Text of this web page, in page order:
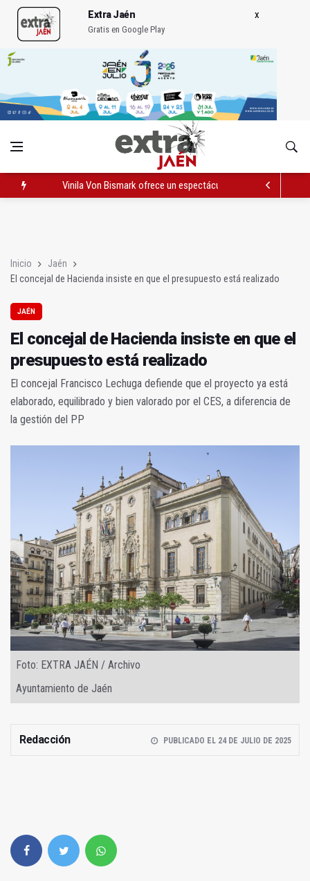
Extra Jaén
Gratis en Google Play
Vinila Von Bismark ofrece un espectáculo "rompedor" en el
Inicio
Jaén
El concejal de Hacienda insiste en que el presupuesto está realizado
JAÉN
El concejal de Hacienda insiste en que el
presupuesto está realizado
El concejal Francisco Lechuga defiende que el proyecto ya está
elaborado, equilibrado y bien valorado por el CES, a diferencia de
la gestión del PP
Foto: EXTRA JAÉN / Archivo
Ayuntamiento de Jaén
Redacción PUBLICADO EL 24 DE JULIO DE 2025